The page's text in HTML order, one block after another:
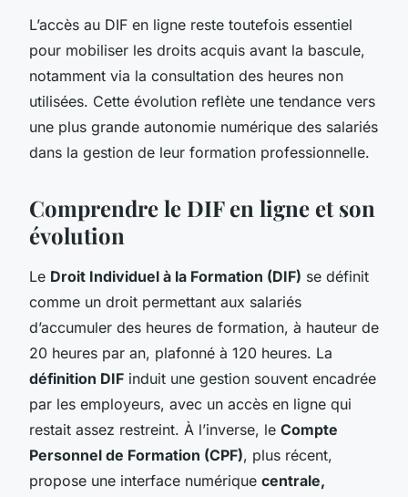
L’accès au DIF en ligne reste toutefois essentiel
pour mobiliser les droits acquis avant la bascule,
notamment via la consultation des heures non
utilisées. Cette évolution reflète une tendance vers
une plus grande autonomie numérique des salariés
dans la gestion de leur formation professionnelle.
Comprendre le DIF en ligne et son
évolution
Le Droit Individuel à la Formation (DIF) se définit
comme un droit permettant aux salariés
d’accumuler des heures de formation, à hauteur de
20 heures par an, plafonné à 120 heures. La
définition DIF induit une gestion souvent encadrée
par les employeurs, avec un accès en ligne qui
restait assez restreint. À l’inverse, le Compte
Personnel de Formation (CPF), plus récent,
propose une interface numérique centrale,